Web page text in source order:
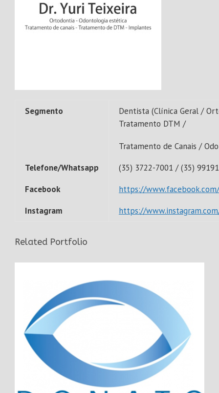
Segmento
Dentista (Clínica Geral /
Tratamento DTM /
Tratamento de Canais /
Telefone/Whatsapp
(35) 3722-7001 / (35)
Facebook
https://
Instagram
https://
Related Portfolio